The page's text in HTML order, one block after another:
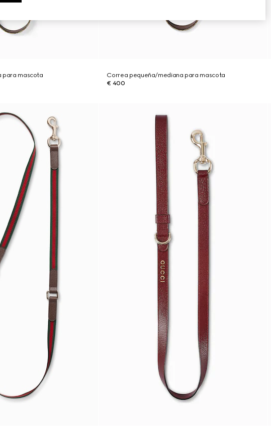
para mascota
Correa pequeña/mediana para mascota
€ 400